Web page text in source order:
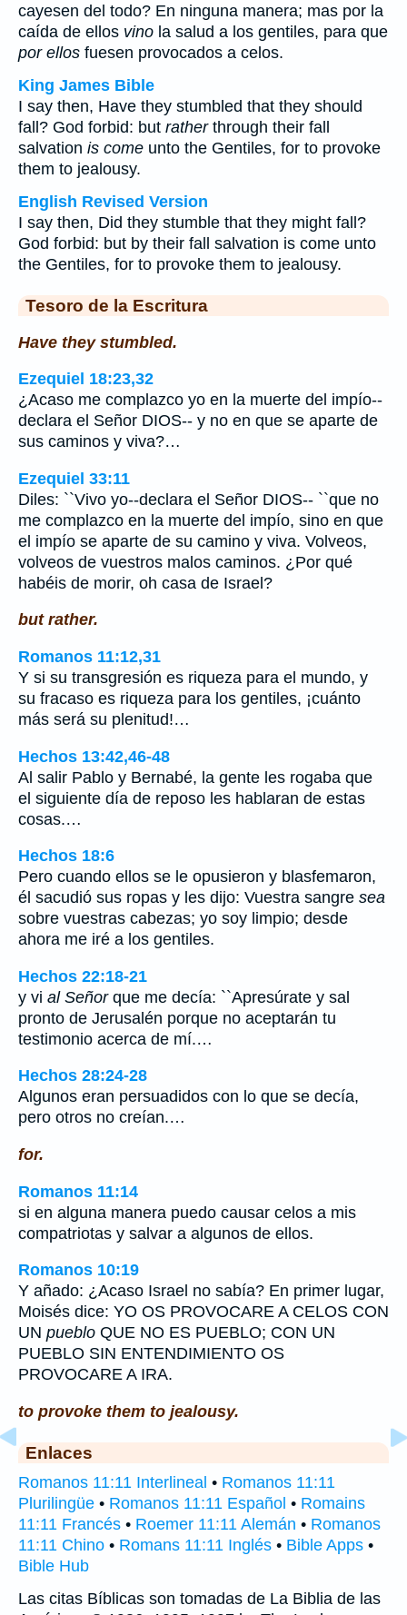
cayesen del todo? En ninguna manera; mas por la
caída de ellos vino la salud a los gentiles, para que
por ellos fuesen provocados a celos.
King James Bible
I say then, Have they stumbled that they should
fall? God forbid: but ratherthrough their fall
salvation is come unto the Gentiles, for to provoke
them to jealousy.
English Revised Version
I say then, Did they stumble that they might fall?
God forbid: but by their fall salvation is come unto
the Gentiles, for to provoke them to jealousy.
Tesoro de la Escritura
Have they stumbled.
Ezequiel 18:23,32
¿Acaso me complazco yo en la muerte del impío--
declara el Señor DIOS-- y no en que se aparte de
sus caminos y viva?…
Ezequiel 33:11
Diles: ``Vivo yo--declara el Señor DIOS-- ``que no
me complazco en la muerte del impío, sino en que
el impío se aparte de su camino y viva. Volveos,
volveos de vuestros malos caminos. ¿Por qué
habéis de morir, oh casa de Israel?
but rather.
Romanos 11:12,31
Y si su transgresión es riqueza para el mundo, y
su fracaso es riqueza para los gentiles, ¡cuánto
más será su plenitud!…
Hechos 13:42,46-48
Al salir Pablo y Bernabé, la gente les rogaba que
el siguiente día de reposo les hablaran de estas
cosas.…
Hechos 18:6
Pero cuando ellos se le opusieron y blasfemaron,
él sacudió sus ropas y les dijo: Vuestra sangre sea
sobre vuestras cabezas; yo soy limpio; desde
ahora me iré a los gentiles.
Hechos 22:18-21
y vi al Señorque me decía: ``Apresúrate y sal
pronto de Jerusalén porque no aceptarán tu
testimonio acerca de mí.…
Hechos 28:24-28
Algunos eran persuadidos con lo que se decía,
pero otros no creían.…
for.
Romanos 11:14
si en alguna manera puedo causar celos a mis
compatriotas y salvar a algunos de ellos.
Romanos 10:19
Y añado: ¿Acaso Israel no sabía? En primer lugar,
Moisés dice: YO OS PROVOCARE A CELOS CON
UN pueblo QUE NO ES PUEBLO; CON UN
PUEBLO SIN ENTENDIMIENTO OS
PROVOCARE A IRA.
to provoke them to jealousy.
Enlaces
Romanos 11:11 Interlineal • Romanos 11:11
Plurilingüe • Romanos 11:11 Español • Romains
11:11 Francés • Roemer 11:11 Alemán • Romanos
11:11 Chino • Romans 11:11 Inglés • Bible Apps •
Bible Hub
Las citas Bíblicas son tomadas de La Biblia de las